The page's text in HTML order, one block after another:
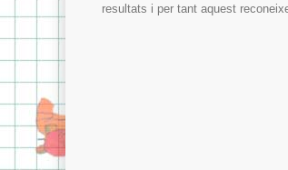
resultats i per tant aquest